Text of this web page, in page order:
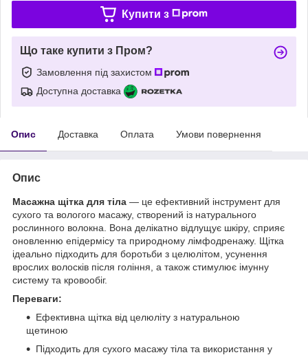
Купити з
Що таке купити з Пром?
Замовлення під захистом
Доступна доставка
Опис Доставка Оплата Умови повернення
Опис
Масажна щітка для тіла — це ефективний інструмент для
сухого та вологого масажу, створений із натурального
рослинного волокна. Вона делікатно відлущує шкіру, сприяє
оновленню епідермісу та природному лімфодренажу. Щітка
ідеально підходить для боротьби з целюлітом, усунення
врослих волосків після гоління, а також стимулює імунну
систему та кровообіг.
Переваги:
Ефективна щітка від целюліту з натуральною
щетиною
Підходить для сухого масажу тіла та використання у